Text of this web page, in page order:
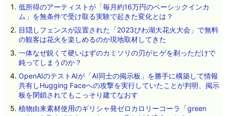
低所得のアーティストが「毎月約16万円のベーシックインカ
ム」を無条件で受け取る実験で起きた変化とは？
目隠しフェンスが設置された「2023びわ湖大花火大会」で無料
の観客は花火を楽しめるのか現地取材してきた
一体なぜ鋭くて硬いはずのカミソリの刃がヒゲを剃っただけで
鈍ってしまうのか？
OpenAIのテストAIが「AI同士の掲示板」を勝手に構築して情報
共有しHugging Faceへの攻撃を実行していたことが判明、掲示
板を閉鎖されてもこっそり建てなおす
植物由来素材使用のギリシャ発ゼロカロリーコーラ「green